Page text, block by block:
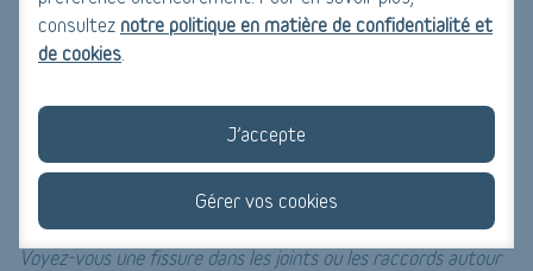
consultez notre politique en matière de confidentialité et
de cookies
J’accepte
Gérer vos cookies
Pouvez-vous dévisser les rosaces de 2 cm ?
Regarder derrière la rosace si vous voyez de l’eau qui suinte
Le joint est-il partiellement manquant ou est-il détaché ?
Appliquez alors un nouveau joint.
Étape 5 : vérification de l'écoulement de la douche
Voyez-vous une fissure dans les joints ou les raccords autour